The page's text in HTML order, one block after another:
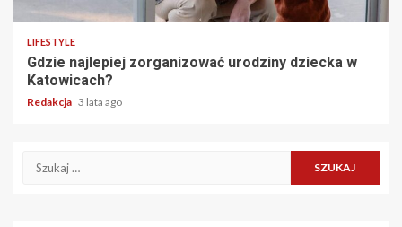
LIFESTYLE
Gdzie najlepiej zorganizować urodziny dziecka w
Katowicach?
Redakcja 3 lata ago
Szukaj: